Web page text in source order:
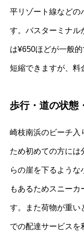
平リゾート線などの
す。バスターミナル
は¥650ほどが一般
短縮できますが、料
歩行・道の状態
崎枝南浜のビーチ入
ため初めての方には
らの崖を下るよう
もあるためスニーカ
す。また荷物が重い
での配達サービスを